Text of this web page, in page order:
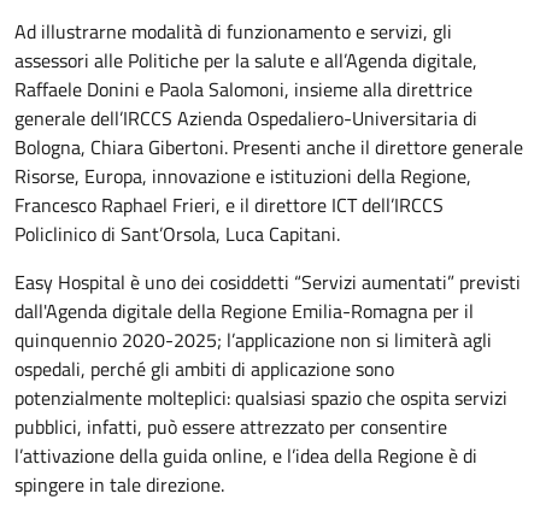
Ad illustrarne modalità di funzionamento e servizi, gli
assessori alle Politiche per la salute e all’Agenda digitale,
Raffaele Donini e Paola Salomoni, insieme alla direttrice
generale dell’IRCCS Azienda Ospedaliero-Universitaria di
Bologna, Chiara Gibertoni. Presenti anche il direttore generale
Risorse, Europa, innovazione e istituzioni della Regione,
Francesco Raphael Frieri, e il direttore ICT dell’IRCCS
Policlinico di Sant’Orsola, Luca Capitani.
Easy Hospital è uno dei cosiddetti “Servizi aumentati” previsti
dall'Agenda digitale della Regione Emilia-Romagna per il
quinquennio 2020-2025; l’applicazione non si limiterà agli
ospedali, perché gli ambiti di applicazione sono
potenzialmente molteplici: qualsiasi spazio che ospita servizi
pubblici, infatti, può essere attrezzato per consentire
l’attivazione della guida online, e l’idea della Regione è di
spingere in tale direzione.